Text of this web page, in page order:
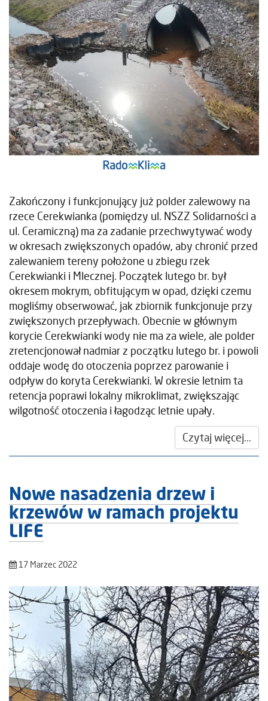
Zakończony i funkcjonujący już polder zalewowy na
rzece Cerekwianka (pomiędzy ul. NSZZ Solidarności a
ul. Ceramiczną) ma za zadanie przechwytywać wody
w okresach zwiększonych opadów, aby chronić przed
zalewaniem tereny położone u zbiegu rzek
Cerekwianki i Mlecznej. Początek lutego br. był
okresem mokrym, obfitującym w opad, dzięki czemu
mogliśmy obserwować, jak zbiornik funkcjonuje przy
zwiększonych przepływach. Obecnie w głównym
korycie Cerekwianki wody nie ma za wiele, ale polder
zretencjonował nadmiar z początku lutego br. i powoli
oddaje wodę do otoczenia poprzez parowanie i
odpływ do koryta Cerekwianki. W okresie letnim ta
retencja poprawi lokalny mikroklimat, zwiększając
wilgotność otoczenia i łagodząc letnie upały.
Czytaj więcej...
Nowe nasadzenia drzew i
krzewów w ramach projektu
LIFE
17 Marzec 2022